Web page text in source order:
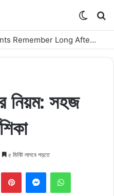
Switch
skin
The Little Moments Parents Remember Long After the First Visit
নিয়ম: সহজ
৫ মিনিট লাগবে পড়তে
PinterestMessengerWhatsApp